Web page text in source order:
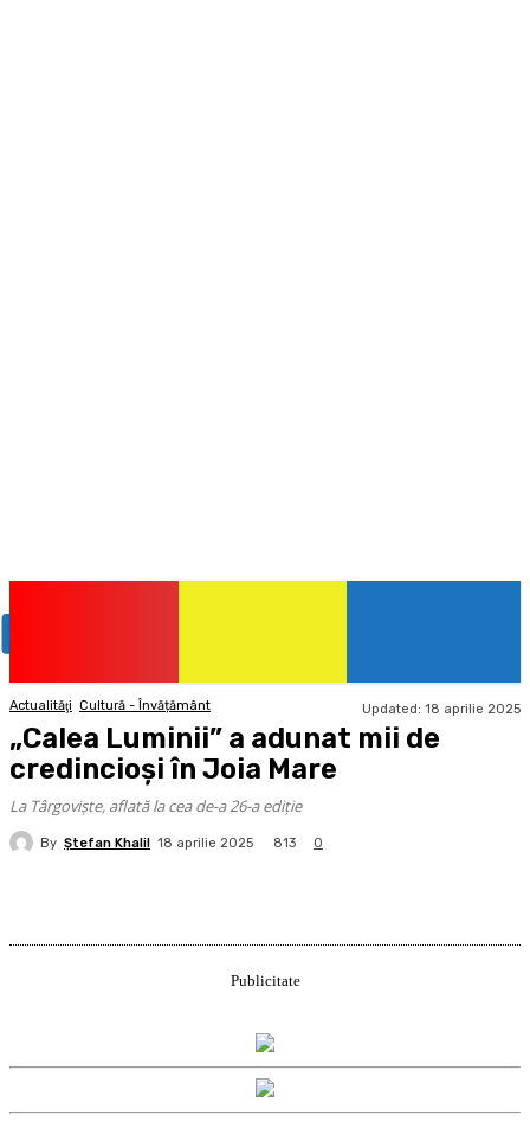
Actualităţi Cultură - Învățământ Updated: 18 aprilie 2025
„Calea Luminii” a adunat mii de
credincioși în Joia Mare
La Târgoviște, aflată la cea de-a 26-a ediție
By Ştefan Khalil 18 aprilie 2025 813 0
Publicitate